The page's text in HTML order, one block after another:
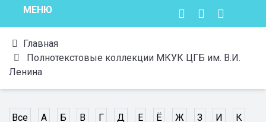
МЕНЮ
Главная
Полнотекстовые коллекции МКУК ЦГБ им. В.И.
Ленина
Все А Б В Г Д Е Ё Ж З И К